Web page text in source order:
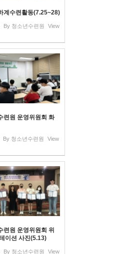
계수련활동(7.25~28)
By 청소년수련원
View
련원 운영위원회 화
By 청소년수련원
View
련원 운영위원회 위
이션 사진(5.13)
By 청소년수련원
View